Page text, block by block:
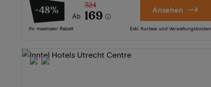
-48% Ab
324
169
Ihr maximaler Rabatt
Ansehen
Exkl. Kurtaxe und Verwaltungskosten